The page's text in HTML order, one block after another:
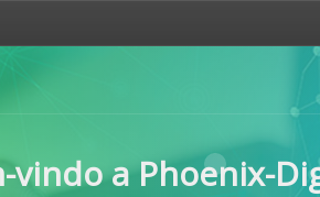
vindo a Phoenix-